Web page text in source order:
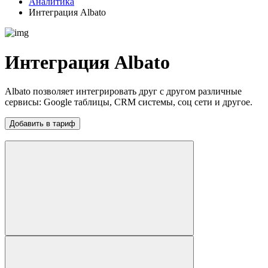
Интеграция Albato
Интеграция Albato
Albato позволяет интегрировать друг с другом различные
сервисы: Google таблицы, CRM системы, соц сети и другое.
Добавить в тариф